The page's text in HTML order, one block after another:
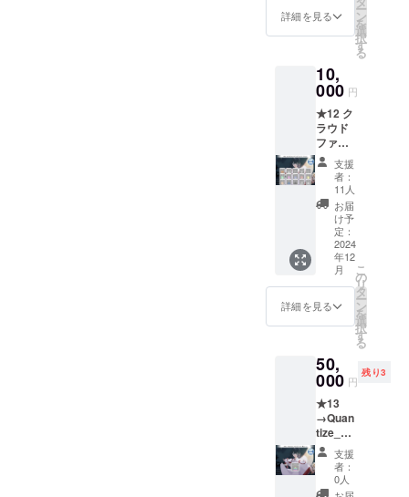
ボイス
仕様
「朱色
る、美
しき社
で」
●「朱色
に染ま
る、美
しき社
で」
キービ
ジュア
ル壁紙
●「朱色
に染ま
る、美
しき社
で」ス
タッ
ント
●「朱色
に染ま
る、美
しき社
で」ED
通常ク
レジッ
ト掲載
詳細を見る ー
ン
を
選
択
す
る
10,
000 円
★12 ク
ラウド
ファン
ディン
グコン
プリー
トセッ
ト [CF
限定] ●
パート
ボイス
仕様
「朱色
に染ま
る、美
しき社
●「朱色
に染ま
る、美
しき社
で」シ
リアル
付きダ
ウン
ロード
カード
支援
者：
11人
お届
け予
定：
2024
年12
月
詳細を見る
こ
の
リ
タ
ー
ン
を
選
択
す
る
50,
000 円
残り3
★13
→Quan
tize_テ
ストプ
レイ
ヤー権
コース
支援
者：
0人